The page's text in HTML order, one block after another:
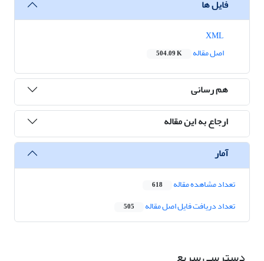
فایل ها
اصل مقاله
504.09 K
هم رسانی
ارجاع به این مقاله
آمار
تعداد مشاهده مقاله 618
تعداد دریافت فایل اصل مقاله 505